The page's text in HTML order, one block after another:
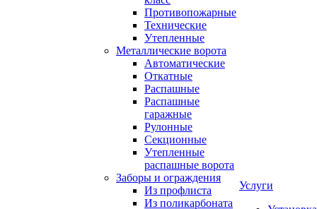
Противопожарные
Технические
Утепленные
Металлические ворота
Автоматические
Откатные
Распашные
Распашные
гаражные
Рулонные
Секционные
Утепленные
распашные ворота
Заборы и ограждения
Из профлиста
Из поликарбоната
Услуги